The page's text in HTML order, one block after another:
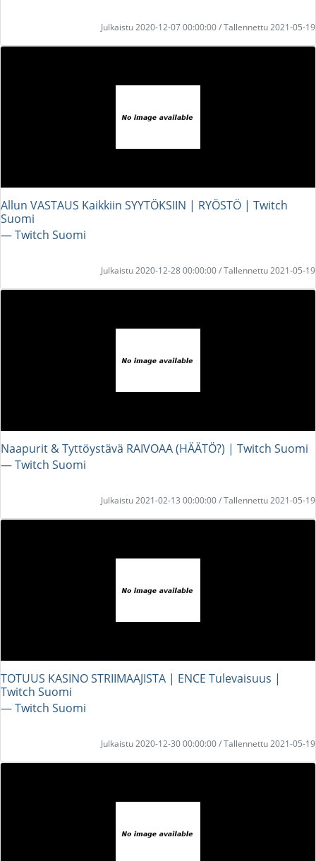
Julkaistu 2020-12-07 00:00:00 / Tallennettu 2021-05-19
Allun VASTAUS Kaikkiin SYYTÖKSIIN | RYÖSTÖ | Twitch
Suomi
― Twitch Suomi
Julkaistu 2020-12-28 00:00:00 / Tallennettu 2021-05-19
Naapurit & Tyttöystävä RAIVOAA (HÄÄTÖ?) | Twitch Suomi
― Twitch Suomi
Julkaistu 2021-02-13 00:00:00 / Tallennettu 2021-05-19
TOTUUS KASINO STRIIMAAJISTA | ENCE Tulevaisuus |
Twitch Suomi
― Twitch Suomi
Julkaistu 2020-12-30 00:00:00 / Tallennettu 2021-05-19